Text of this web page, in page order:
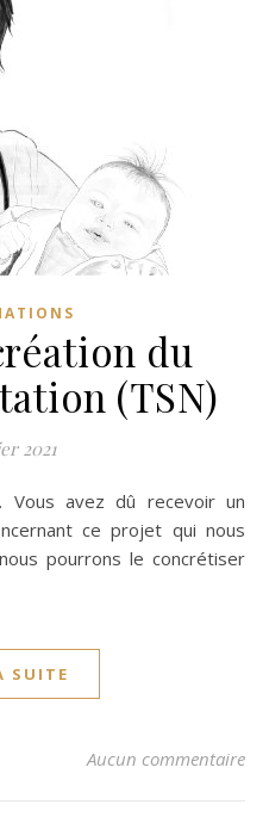
du
(TSN)
2021
ce projet qui nous
pourrons le concrétiser
SUITE
Aucun commentaire